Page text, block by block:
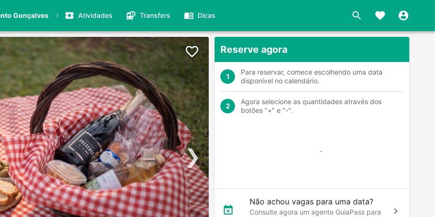
Gonçalves › Atividades Transfers Dicas
❯
Reserve agora
1
Para reservar, comece escolhendo uma data
disponível no calendário.
2
Agora selecione as quantidades através dos
botões "+" e "-".
Não achou vagas para uma data?
Consulte agora um agente GuiaPass para